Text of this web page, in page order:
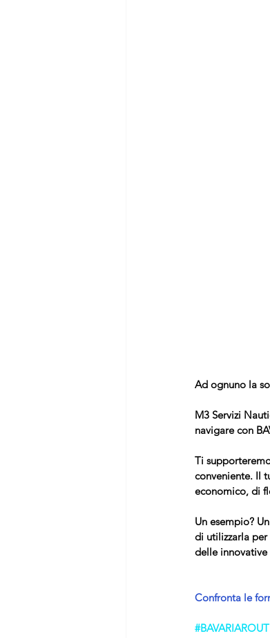
Ad ognuno la
M3 Servizi
navigare con
Ti
conveniente. Il
economico, di
Un esempio?
di utilizzarla
delle
Confronta le